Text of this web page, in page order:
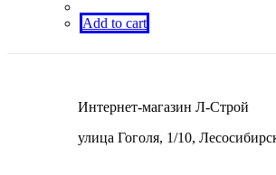
Add to cart
Интернет-магазин Л-Строй
улица Гоголя, 1/10,